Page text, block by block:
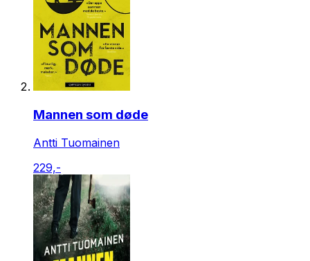
Mannen som døde
Antti Tuomainen
229,-